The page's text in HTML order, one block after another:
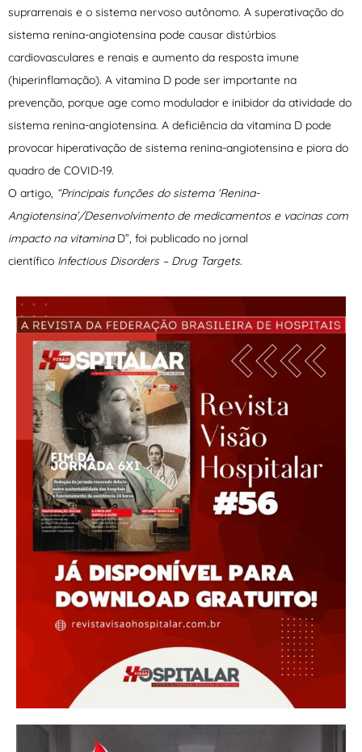
suprarrenais e o sistema nervoso autônomo. A superativação do
sistema renina-angiotensina pode causar distúrbios
cardiovasculares e renais e aumento da resposta imune
(hiperinflamação). A vitamina D pode ser importante na
prevenção, porque age como modulador e inibidor da atividade do
sistema renina-angiotensina. A deficiência da vitamina D pode
provocar hiperativação de sistema renina-angiotensina e piora do
quadro de COVID-19.
O artigo, “Principais funções do sistema ‘Renina-
Angiotensina’/Desenvolvimento de medicamentos e vacinas com
impacto na vitamina D”, foi publicado no jornal
científico Infectious Disorders– DrugTargets.